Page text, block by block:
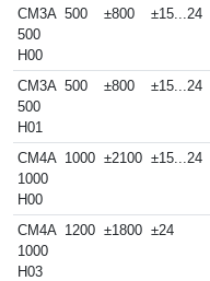
CM3A
500
H00
500 ±800 ±15...24
CM3A
500
H01
500 ±800 ±15...24
CM4A
1000
H00
1000 ±2100 ±15...24
CM4A
1000
H03
1200 ±1800 ±24